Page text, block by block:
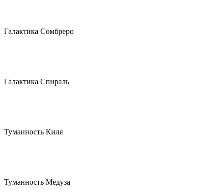
Галактика Сомбреро
Галактика Спираль
Туманность Киля
Туманность Медуза